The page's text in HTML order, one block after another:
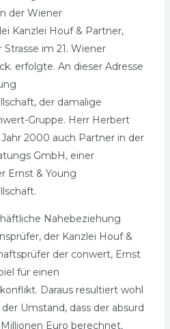
der Wiener
Kanzlei Houf & Partner,
im 21. Wiener
erfolgte. An dieser Adresse
der damalige
Gruppe. Herr Herbert
2000 auch Partner in der
GmbH, einer
Ernst & Young
Nahebeziehung
der Kanzlei Houf &
der conwert, Ernst
für einen
Daraus resultiert wohl
Umstand, dass der absurd
Euro berechnet,